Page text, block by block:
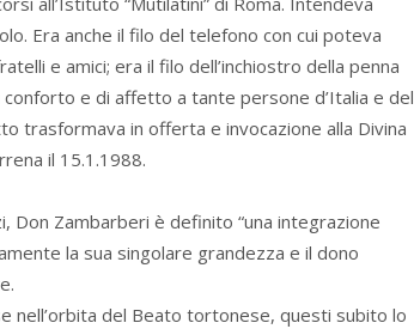
Era anche il filo del telefono con cui poteva
e amici; era il filo dell’inchiostro della penna
e di affetto a tante persone d’Italia e del
trasformava in offerta e invocazione alla Divina
il 15.1.1988.
Don Zambarberi è definito “una integrazione
la sua singolare grandezza e il dono
nell’orbita del Beato tortonese, questi subito lo